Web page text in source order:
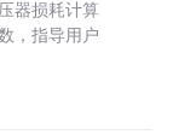
器损耗计算
，指导用户